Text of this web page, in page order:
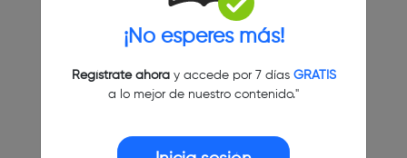
¡No esperes más!
Regístrate ahoray accede por 7 días GRATIS
a lo mejor de nuestro contenido."